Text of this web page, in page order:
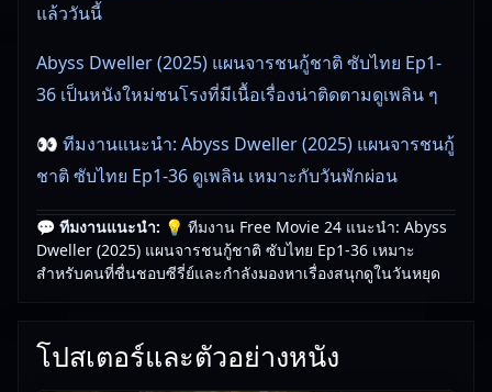
แล้ววันนี้
Abyss Dweller (2025) แผนจารชนกู้ชาติ ซับไทย Ep1-
36 เป็นหนังใหม่ชนโรงที่มีเนื้อเรื่องน่าติดตามดูเพลิน ๆ
👀 ทีมงานแนะนำ: Abyss Dweller (2025) แผนจารชนกู้
ชาติ ซับไทย Ep1-36 ดูเพลิน เหมาะกับวันพักผ่อน
🎥 อัปเดตโดยทีมงาน Free Movie 24— ตรวจสอบล่าสุด:
01/06/2026 |เกี่ยวกับเรา
💬 ทีมงานแนะนำ: 💡 ทีมงาน Free Movie 24 แนะนำ: Abyss
Dweller (2025) แผนจารชนกู้ชาติ ซับไทย Ep1-36 เหมาะ
สำหรับคนที่ชื่นชอบซีรี่ย์และกำลังมองหาเรื่องสนุกดูในวันหยุด
โปสเตอร์และตัวอย่างหนัง